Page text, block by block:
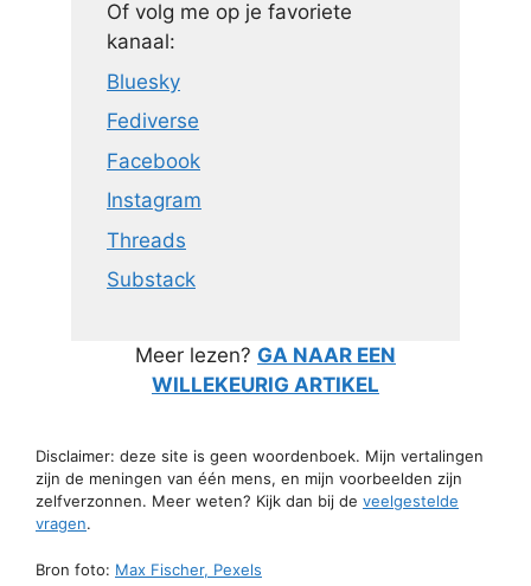
Of volg me op je favoriete
kanaal:
Bluesky
Fediverse
Facebook
Instagram
Threads
Substack
Meer lezen? GA NAAR EEN
WILLEKEURIG ARTIKEL
Disclaimer: deze site is geen woordenboek. Mijn vertalingen
zijn de meningen van één mens, en mijn voorbeelden zijn
zelfverzonnen. Meer weten? Kijk dan bij de veelgestelde
vragen.
Bron foto: Max Fischer, Pexels